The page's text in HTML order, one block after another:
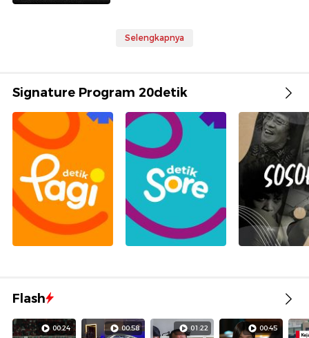
Selengkapnya
Signature Program 20detik
Flash
00:24 00:58 01:22 00:45